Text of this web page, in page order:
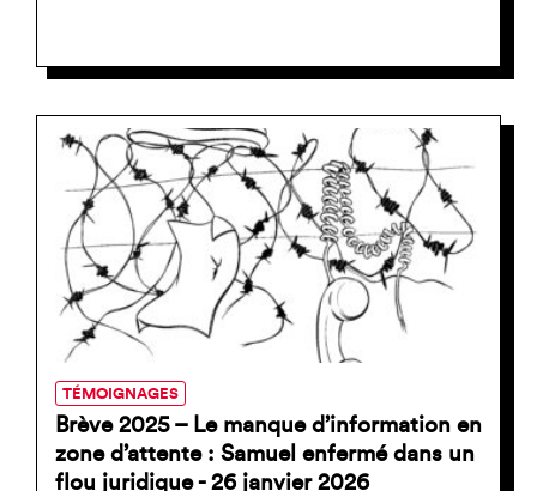
TÉMOIGNAGES
Brève 2025 – Le manque d’information en
zone d’attente : Samuel enfermé dans un
flou juridique - 26 janvier 2026